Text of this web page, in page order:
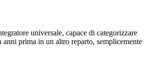
universale, capace di categorizzare
prima in un altro reparto, semplicemente